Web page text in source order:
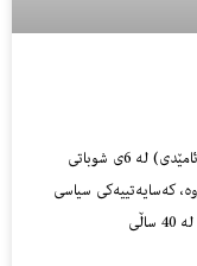
مەودا میدیا- نزار محەمەد سەعید محەمەد (نزار ئامێدی) لە 6ی شوباتی
كەسایەتییەكی سیاسی